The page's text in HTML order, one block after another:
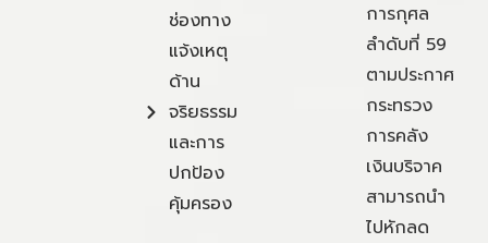
ช่องทาง
แจ้งเหตุ
ด้าน
จริยธรรม
และการ
ปกป้อง
คุ้มครอง
การกุศล
ลำดับที่ 59
ตามประกาศ
กระทรวง
การคลัง
เงินบริจาค
สามารถนำ
ไปหักลด